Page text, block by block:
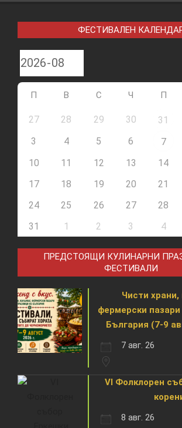
ФЕСТИВАЛЕН
П В С Ч П
27 28 29 30 31
3
4 5 6 7
10
11 12 13 14
17
18 19 20 21
24
25 26 27 28
31
1 2 3 4
ПРЕДСТОЯЩИ КУЛИНАРНИ
ФЕСТИВАЛИ
Чисти храни,
фермерски
България (7-9
7 авг. 26
VI Фолклорен
8 авг. 26